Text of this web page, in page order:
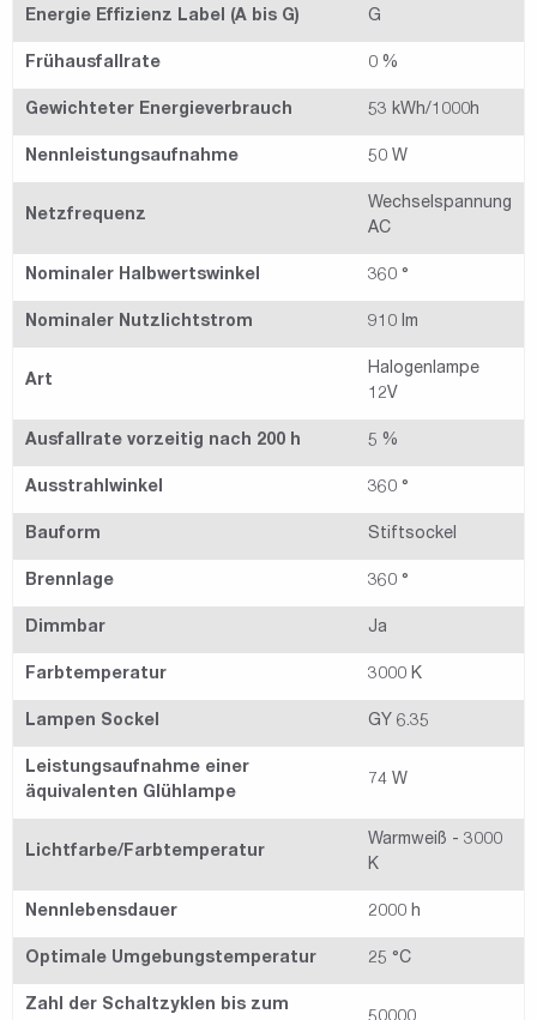
Energie Effizienz Label (A bis G) G
Frühausfallrate 0 %
Gewichteter Energieverbrauch 53 kWh/1000h
Nennleistungsaufnahme 50 W
Netzfrequenz
Wechselspannung
AC
Nominaler Halbwertswinkel 360 °
Nominaler Nutzlichtstrom 910 lm
Art
Halogenlampe
12V
Ausfallrate vorzeitig nach 200 h 5 %
Ausstrahlwinkel 360 °
Bauform Stiftsockel
Brennlage 360 °
Dimmbar Ja
Farbtemperatur 3000 K
Lampen Sockel GY 6.35
Leistungsaufnahme einer
äquivalenten Glühlampe
74 W
Lichtfarbe/Farbtemperatur
Warmweiß - 3000
K
Nennlebensdauer 2000 h
Optimale Umgebungstemperatur 25 °C
Zahl der Schaltzyklen bis zum